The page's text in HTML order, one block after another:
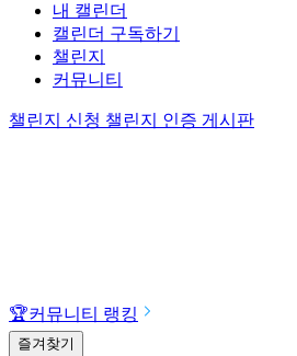
내 캘린더
캘린더 구독하기
챌린지
커뮤니티
챌린지 신청 챌린지 인증 게시판
🏆커뮤니티 랭킹
즐겨찾기